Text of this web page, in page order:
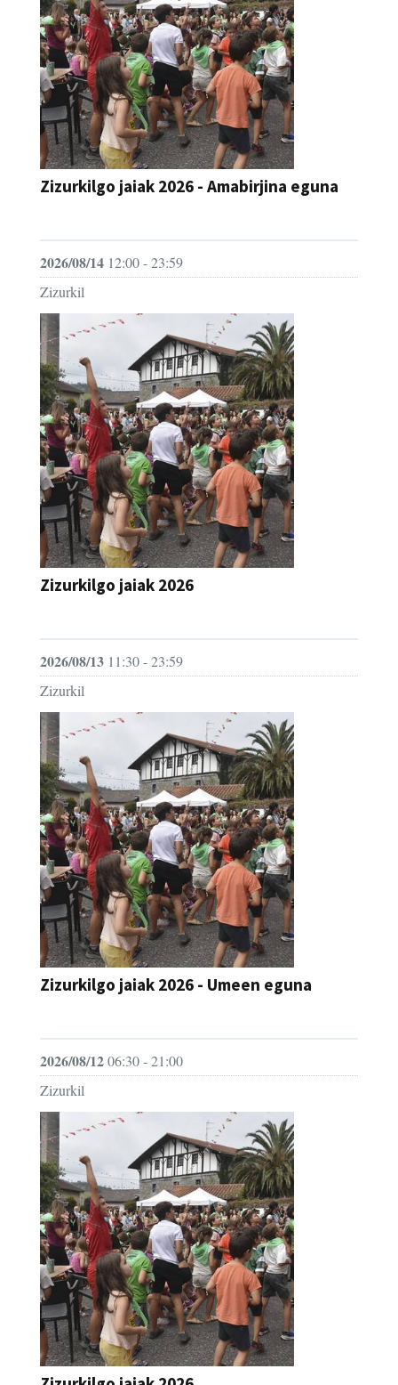
Zizurkilgo jaiak 2026 - Amabirjina eguna
2026/08/14 12:00 - 23:59
Zizurkil
Zizurkilgo jaiak 2026
2026/08/13 11:30 - 23:59
Zizurkil
Zizurkilgo jaiak 2026 - Umeen eguna
2026/08/1206:30 - 21:00
Zizurkil